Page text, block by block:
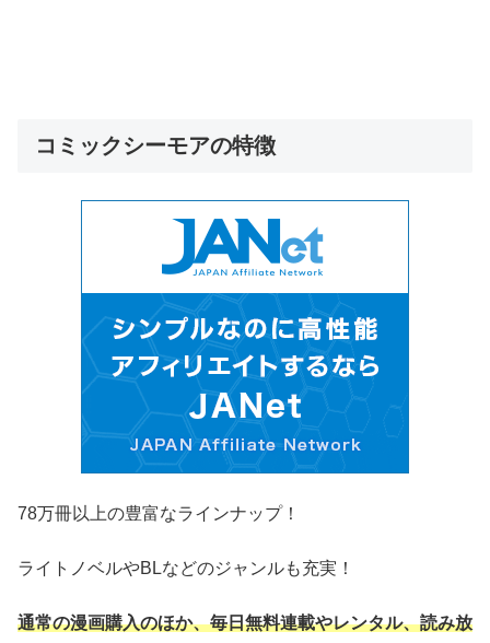
コミックシーモアの特徴
78万冊以上の豊富なラインナップ！
ライトノベルやBLなどのジャンルも充実！
通常の漫画購入のほか、毎日無料連載やレンタル、読み放